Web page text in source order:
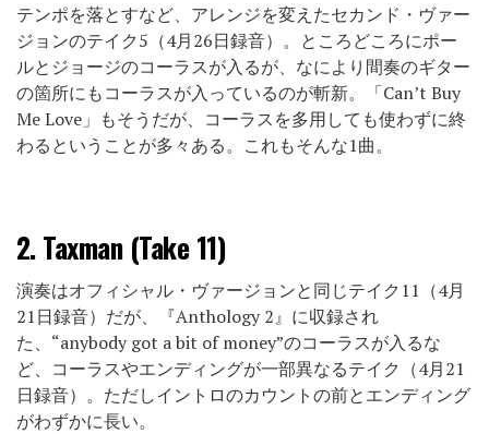
テンポを落とすなど、アレンジを変えたセカンド・ヴァー
ジョンのテイク5（4月26日録音）。ところどころにポー
ルとジョージのコーラスが入るが、なにより間奏のギター
の箇所にもコーラスが入っているのが斬新。「Can’t Buy
Me Love」もそうだが、コーラスを多用しても使わずに終
わるということが多々ある。これもそんな1曲。
2.Taxman (Take 11)
演奏はオフィシャル・ヴァージョンと同じテイク11（4月
21日録音）だが、『Anthology 2』に収録され
た、“anybody got a bit of money”のコーラスが入るな
ど、コーラスやエンディングが一部異なるテイク（4月21
日録音）。ただしイントロのカウントの前とエンディング
がわずかに長い。